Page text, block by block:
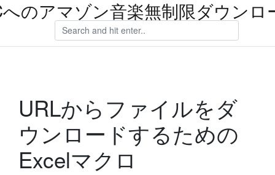
のアマゾン音楽無制限ダウンロ
URLからファイルをダ
ウンロードするための
Excelマクロ